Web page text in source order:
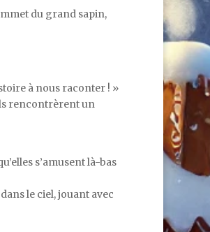
du grand sapin,
à nous raconter ! »
rencontrèrent un
s’amusent là-bas
le ciel, jouant avec